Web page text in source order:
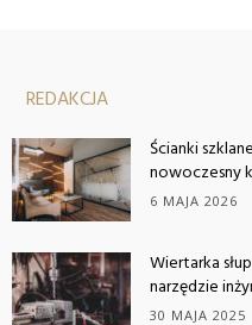
REDAKCJA
Ścianki
nowoczesny
6 MAJA 2026
Wiertarka
narzędzie
30 MAJA 2025